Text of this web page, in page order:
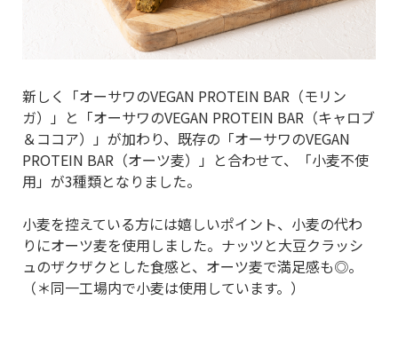
新しく「オーサワのVEGAN PROTEIN BAR（モリン
ガ）」と「オーサワのVEGAN PROTEIN BAR（キャロブ
＆ココア）」が加わり、既存の「オーサワのVEGAN
PROTEIN BAR（オーツ麦）」と合わせて、「小麦不使
用」が3種類となりました。
小麦を控えている方には嬉しいポイント、小麦の代わ
りにオーツ麦を使用しました。ナッツと大豆クラッシ
ュのザクザクとした食感と、オーツ麦で満足感も◎。
（＊同一工場内で小麦は使用しています。）